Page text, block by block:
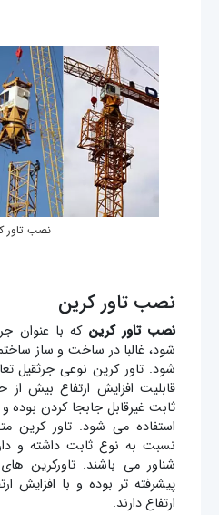
نصب تاور
نصب تاور کرین
نصب تاور کرین که با عنوان
شود، غالبا در ساخت و ساز
شود. تاور کرین نوعی جرثقیل
قابلیت افزایش ارتفاع بیش از
ثابت غیرقابل جابجا کردن بوده
استفاده می شود. تاور کرین
نسبت به نوع ثابت داشته و
شناور می باشند. تاورکرین
پیشرفته تر بوده و با افزایش
ارتفاع دارند.